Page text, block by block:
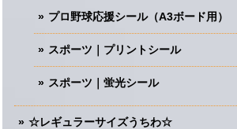
プロ野球応援シール（A3ボード用）
スポーツ｜プリントシール
スポーツ｜蛍光シール
☆レギュラーサイズうちわ☆